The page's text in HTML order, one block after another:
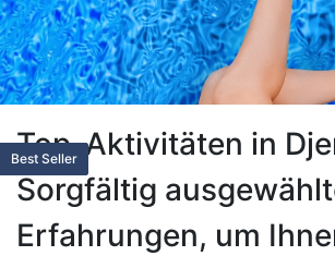
Top-Aktivitäten in
Sorgfältig
Erfahrungen, um
Vorgestellt
Vorgestellt
Family
Trending
Popular
Family
Limited
Limited
Best Seller
New
New
Trending
Family
Trending
Limited
Trending
Trending
Trending
Exclusive
Best Seller